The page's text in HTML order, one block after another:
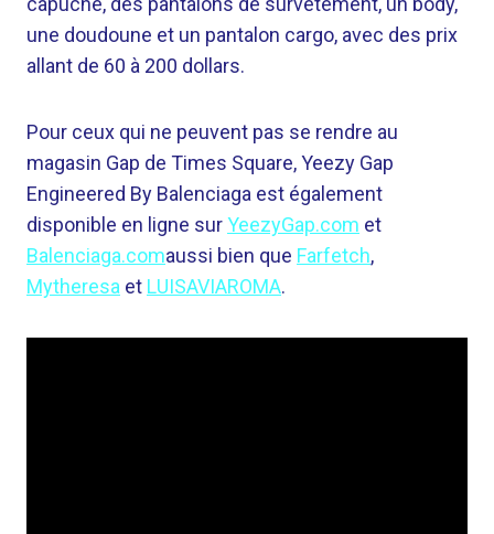
une doudoune et un pantalon cargo, avec des prix
allant de 60 à 200 dollars.
Pour ceux qui ne peuvent pas se rendre au
magasin Gap de Times Square, Yeezy Gap
Engineered By Balenciaga est également
disponible en ligne surYeezyGap.com et
Balenciaga.comaussi bien que Farfetch,
Mytheresa et LUISAVIAROMA.